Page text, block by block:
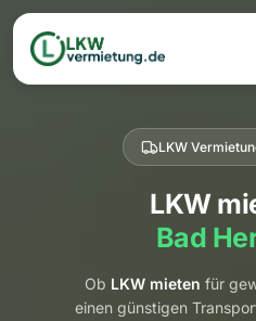
LKW
LKW
Bad
Ob LKW mieten für
einen günstigen